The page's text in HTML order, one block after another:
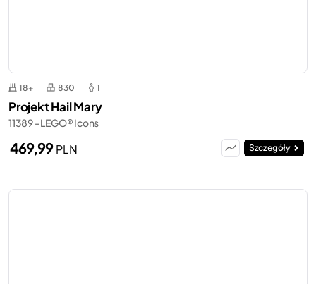
18+ 830 1
Projekt Hail Mary
11389 - LEGO® Icons
469,99PLN Szczegóły